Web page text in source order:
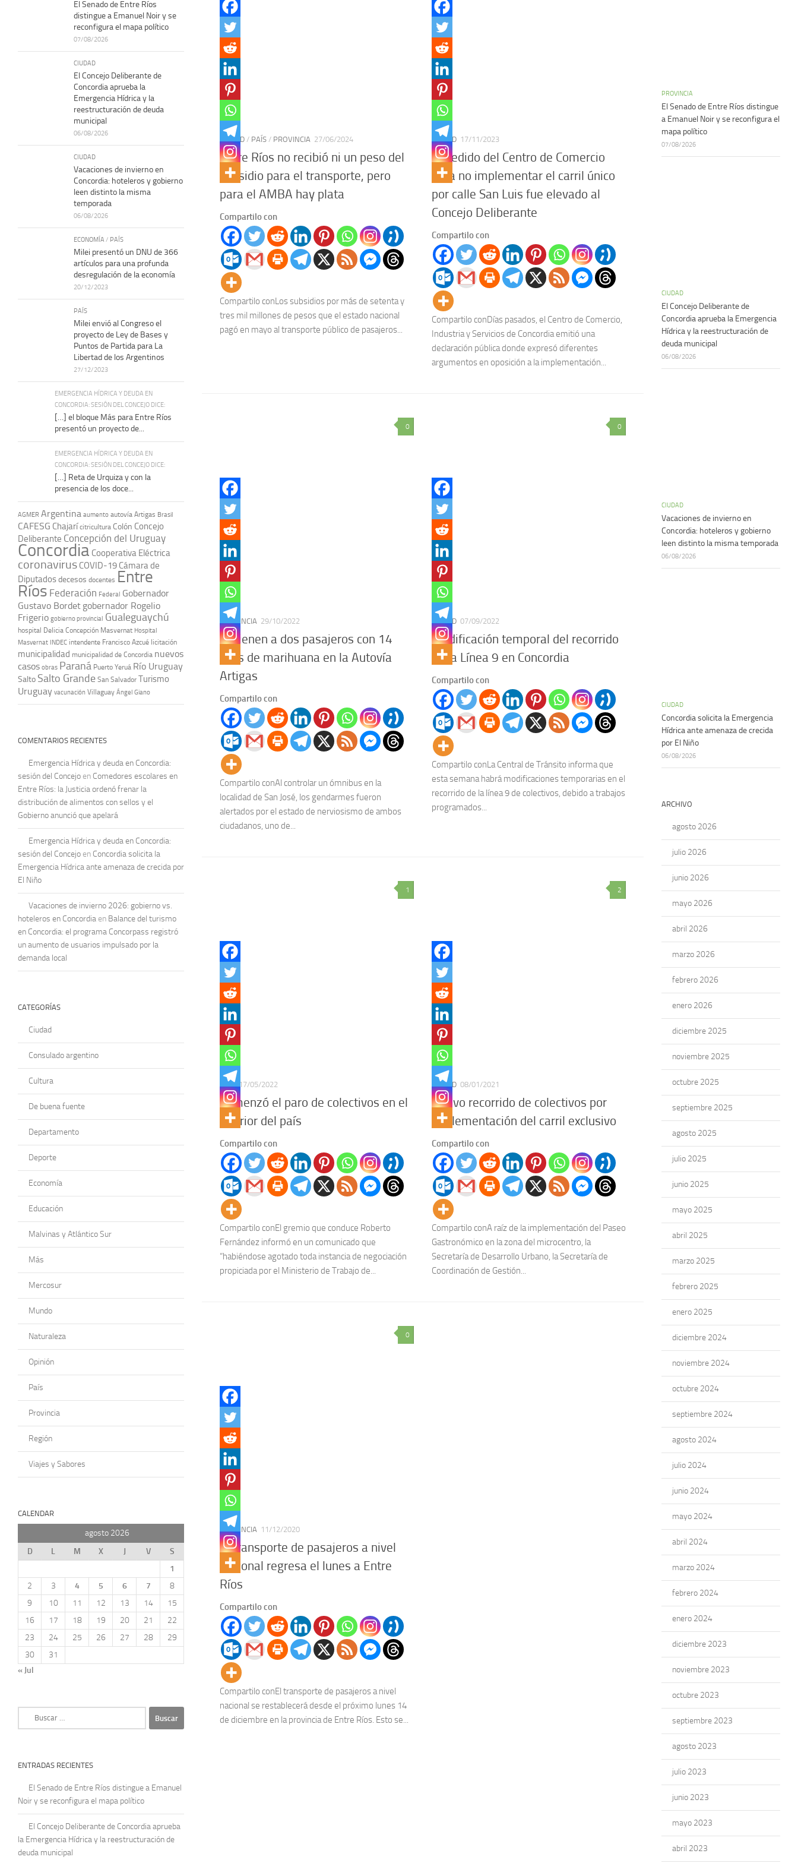
CIUDAD / PAÍS / PROVINCIA 27/06/2024
Entre Ríos no recibió ni un peso del
subsidio para el transporte, pero
para el AMBA hay plata
Compartilo con
Compartilo conLos subsidios por más de setenta y
tres mil millones de pesos que el estado nacional
pagó en mayo al transporte público de pasajeros...
CIUDAD 17/11/2023
El pedido del Centro de Comercio
para no implementar el carril único
por calle San Luis fue elevado al
Concejo Deliberante
Compartilo con
Compartilo conDías pasados, el Centro de Comercio,
Industria y Servicios de Concordia emitió una
declaración pública donde expresó diferentes
argumentos en oposición a la implementación...
0
PROVINCIA 29/10/2022
Detienen a dos pasajeros con 14
kilos de marihuana en la Autovía
Artigas
Compartilo con
Compartilo conAl controlar un ómnibus en la
localidad de San José, los gendarmes fueron
alertados por el estado de nerviosismo de ambos
ciudadanos, uno de...
0
CIUDAD 07/09/2022
Modificación temporal del recorrido
de la Línea 9 en Concordia
Compartilo con
Compartilo conLa Central de Tránsito informa que
esta semana habrá modificaciones temporarias en el
recorrido de la línea 9 de colectivos, debido a trabajos
programados...
1
PAÍS 17/05/2022
Comenzó el paro de colectivos en el
interior del país
Compartilo con
Compartilo conEl gremio que conduce Roberto
Fernández informó en un comunicado que
“habiéndose agotado toda instancia de negociación
propiciada por el Ministerio de Trabajo de...
2
CIUDAD 08/01/2021
Nuevo recorrido de colectivos por
implementación del carril exclusivo
Compartilo con
Compartilo conA raíz de la implementación del Paseo
Gastronómico en la zona del microcentro, la
Secretaría de Desarrollo Urbano, la Secretaría de
Coordinación de Gestión...
0
PROVINCIA 11/12/2020
El transporte de pasajeros a nivel
nacional regresa el lunes a Entre
Ríos
Compartilo con
Compartilo conEl transporte de pasajeros a nivel
nacional se restablecerá desde el próximo lunes 14
de diciembre en la provincia de Entre Ríos. Esto se...
El Senado de Entre Ríos
distingue a Emanuel Noir y se
reconfigura el mapa político
07/08/2026
CIUDAD
El Concejo Deliberante de
Concordia aprueba la
Emergencia Hídrica y la
reestructuración de deuda
municipal
06/08/2026
CIUDAD
Vacaciones de invierno en
Concordia: hoteleros y gobierno
leen distinto la misma
temporada
06/08/2026
ECONOMÍA / PAÍS
Milei presentó un DNU de 366
artículos para una profunda
desregulación de la economía
20/12/2023
PAÍS
Milei envió al Congreso el
proyecto de Ley de Bases y
Puntos de Partida para La
Libertad de los Argentinos
27/12/2023
EMERGENCIA HÍDRICA Y DEUDA EN
CONCORDIA: SESIÓN DEL CONCEJO DICE:
[…] el bloque Más para Entre Ríos
presentó un proyecto de...
EMERGENCIA HÍDRICA Y DEUDA EN
CONCORDIA: SESIÓN DEL CONCEJO DICE:
[…] Reta de Urquiza y con la
presencia de los doce...
AGMER Argentina aumento autovía Artigas Brasil
CAFESG Chajarí citricultura Colón Concejo
Deliberante Concepción del Uruguay
Concordia Cooperativa Eléctrica
coronavirus COVID-19 Cámara de
Diputadosdecesos docentes Entre
Ríos Federación Federal Gobernador
Gustavo Bordet gobernador Rogelio
Frigerio gobierno provincial Gualeguaychú
hospital Delicia Concepción Masvernat Hospital
Masvernat INDEC intendente Francisco Azcué licitación
municipalidad municipalidad de Concordia nuevos
casos obras Paraná Puerto Yeruá Río Uruguay
Salto Salto Grande San Salvador Turismo
Uruguay vacunación Villaguay Ángel Giano
COMENTARIOS RECIENTES
Emergencia Hídrica y deuda en Concordia:
sesión del Concejo en Comedores escolares en
Entre Ríos: la Justicia ordenó frenar la
distribución de alimentos con sellos y el
Gobierno anunció que apelará
Emergencia Hídrica y deuda en Concordia:
sesión del Concejo en Concordia solicita la
Emergencia Hídrica ante amenaza de crecida por
El Niño
Vacaciones de invierno 2026: gobierno vs.
hoteleros en Concordia en Balance del turismo
en Concordia: el programa Concorpass registró
un aumento de usuarios impulsado por la
demanda local
CATEGORÍAS
Ciudad
Consulado argentino
Cultura
De buena fuente
Departamento
Deporte
Economía
Educación
Malvinas y Atlántico Sur
Más
Mercosur
Mundo
Naturaleza
Opinión
País
Provincia
Región
Viajes y Sabores
CALENDAR
agosto 2026
D
L M X J V
S
1
2
3 4 5 6 7
8
9
10 11 12 13 14
15
16
17 18 19 20 21
22
23
24 25 26 27 28
29
30
31
« Jul
ENTRADAS RECIENTES
El Senado de Entre Ríos distingue a Emanuel
Noir y se reconfigura el mapa político
El Concejo Deliberante de Concordia aprueba
la Emergencia Hídrica y la reestructuración de
deuda municipal
PROVINCIA
El Senado de Entre Ríos distingue
a Emanuel Noir y se reconfigura el
mapa político
07/08/2026
CIUDAD
El Concejo Deliberante de
Concordia aprueba la Emergencia
Hídrica y la reestructuración de
deuda municipal
06/08/2026
CIUDAD
Vacaciones de invierno en
Concordia: hoteleros y gobierno
leen distinto la misma temporada
06/08/2026
CIUDAD
Concordia solicita la Emergencia
Hídrica ante amenaza de crecida
por El Niño
06/08/2026
ARCHIVO
agosto 2026
julio 2026
junio 2026
mayo 2026
abril 2026
marzo 2026
febrero 2026
enero 2026
diciembre 2025
noviembre 2025
octubre 2025
septiembre 2025
agosto 2025
julio 2025
junio 2025
mayo 2025
abril 2025
marzo 2025
febrero 2025
enero 2025
diciembre 2024
noviembre 2024
octubre 2024
septiembre 2024
agosto 2024
julio 2024
junio 2024
mayo 2024
abril 2024
marzo 2024
febrero 2024
enero 2024
diciembre 2023
noviembre 2023
octubre 2023
septiembre 2023
agosto 2023
julio 2023
junio 2023
mayo 2023
abril 2023